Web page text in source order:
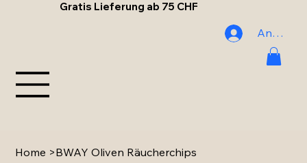
Gratis Lieferung ab 75 CHF
Home >BWAY Oliven Räucherchips